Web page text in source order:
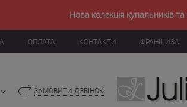
Нова колекція купальників
ОПЛАТА КОНТАКТИ ФРАНШИЗА
ЗАМОВИТИ ДЗВІНОК